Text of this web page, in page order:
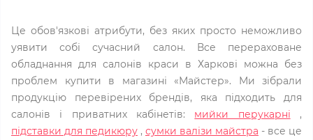
Це обов'язкові атрибути, без яких просто неможливо
уявити собі сучасний салон. Все перераховане
обладнання для салонів краси в Харкові можна без
проблем купити в магазині «Майстер». Ми зібрали
продукцію перевірених брендів, яка підходить для
салонів і приватних кабінетів: мийки перукарні ,
підставки для педикюру , сумки валізи майстра - все це